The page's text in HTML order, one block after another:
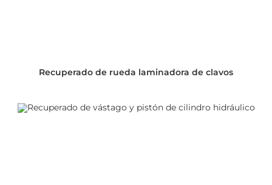
Recuperado de rueda laminadora de clavos